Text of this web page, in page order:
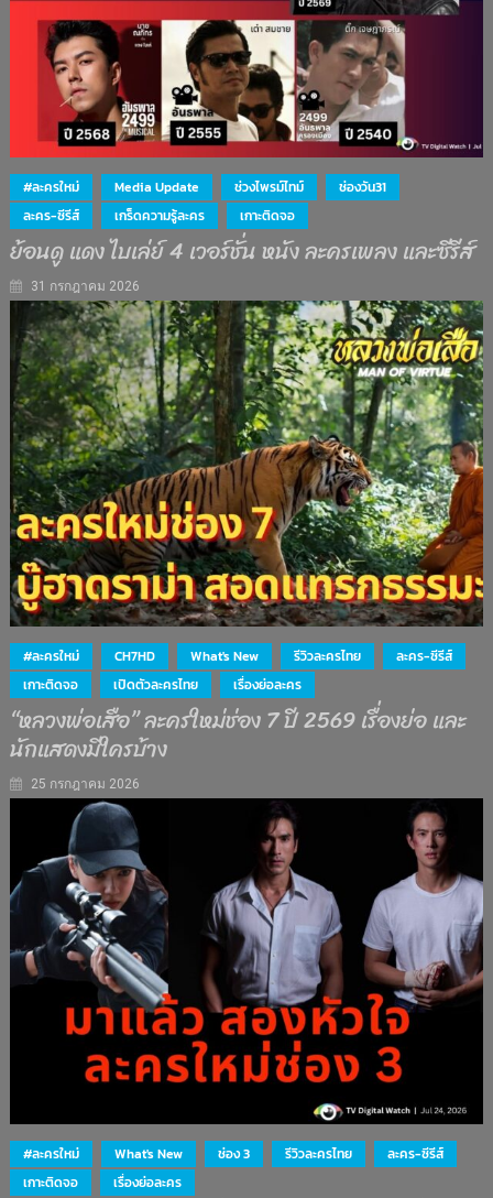
#ละครใหม่ Media Update ช่วงไพรม์ไทม์
ช่องวัน31
ละคร-ซีรีส์
เกร็ดความรู้ละคร เกาะติดจอ
ย้อนดู แดง ไบเล่ย์ 4 เวอร์ชั่น หนัง ละครเพลง และซีรีส์
31 กรกฎาคม 2026
#ละครใหม่ CH7HD What's New รีวิวละครไทย
ละคร-ซีรีส์
เกาะติดจอ
เปิดตัวละครไทย เรื่องย่อละคร
“หลวงพ่อเสือ” ละครใหม่ช่อง 7 ปี 2569 เรื่องย่อ และ
นักแสดงมีใครบ้าง
25 กรกฎาคม 2026
#ละครใหม่ What's New ช่อง 3 รีวิวละครไทย
ละคร-ซีรีส์
เกาะติดจอ
เรื่องย่อละคร